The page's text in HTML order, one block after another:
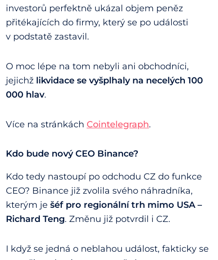
investorů perfektně ukázal objem peněz
přitékajících do firmy, který se po události
v podstatě zastavil.
O moc lépe na tom nebyli ani obchodníci,
jejichž likvidace se vyšplhaly na necelých 100
000 hlav.
Více na stránkách Cointelegraph.
Kdo bude nový CEO Binance?
Kdo tedy nastoupí po odchodu CZ do funkce
CEO? Binance již zvolila svého náhradníka,
kterým je šéf pro regionální trh mimo USA –
Richard Teng. Změnu již potvrdil i CZ.
I když se jedná o neblahou událost, fakticky se